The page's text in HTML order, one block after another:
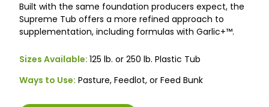
Built with the same foundation producers expect, the
Supreme Tub offers a more refined approach to
supplementation, including formulas with Garlic+™.
Sizes Available: 125 lb. or 250 lb. Plastic Tub
Ways to Use: Pasture, Feedlot, or Feed Bunk